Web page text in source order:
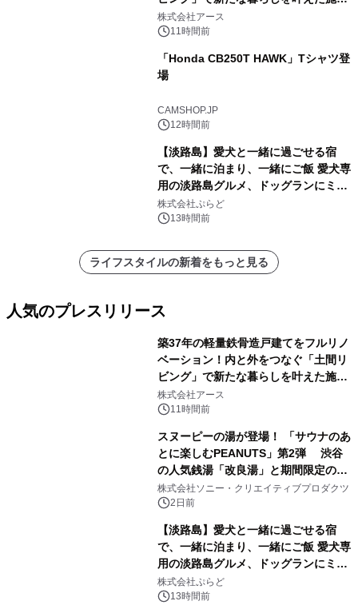
事例を株式会社アースが公開
株式会社アース
11時間前
「Honda CB250T HAWK」Tシャツ登
場
CAMSHOP.JP
12時間前
【淡路島】愛犬と一緒に過ごせる宿
で、一緒に泊まり、一緒にご飯 愛犬専
用の淡路島グルメ、ドッグランにミニ
プール グランピングとトレーラーハウ
スの2施設で
株式会社ぷらど
13時間前
ライフスタイルの新着をもっと見る
人気のプレスリリース
築37年の軽量鉄骨造戸建てをフルリノ
ベーション！内と外をつなぐ「土間リ
ビング」で新たな暮らしを叶えた施工
事例を株式会社アースが公開
株式会社アース
11時間前
スヌーピーの湯が登場！ 「サウナのあ
とに楽しむPEANUTS」第2弾 渋谷
の人気銭湯「改良湯」と期間限定のコ
ラボレーション サウナイキタイコラ
ボグッズも発売決定！
株式会社ソニー・クリエイティブプロダクツ
2日前
【淡路島】愛犬と一緒に過ごせる宿
で、一緒に泊まり、一緒にご飯 愛犬専
用の淡路島グルメ、ドッグランにミニ
プール グランピングとトレーラーハウ
スの2施設で
株式会社ぷらど
13時間前